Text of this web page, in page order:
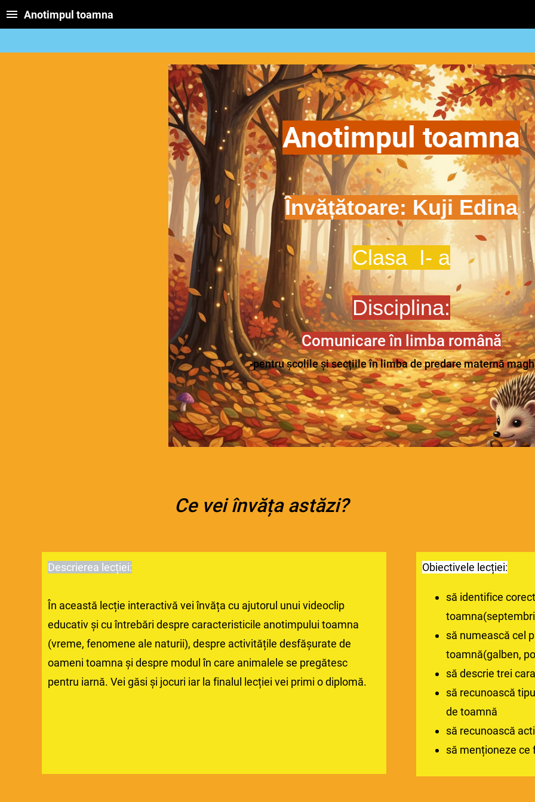
Anotimpul toamna
Anotimpul toamna
Învățătoare: Kuji Edina
Clasa I- a
Disciplina:
Comunicare în limba română
-pentru școlile și secțiile în limba de predare maternă
Ce vei învăța astăzi?
Descrierea lecției:
În această lecție interactivă vei învăța cu ajutorul unui videoclip
educativ și cu întrebări despre caracteristicile anotimpului toamna
(vreme, fenomene ale naturii), despre activitățile desfășurate de
oameni toamna și despre modul în care animalele se pregătesc
pentru iarnă. Vei găsi și jocuri iar la finalul lecției vei primi o diplomă.
Obiectivele lecției:
să identifice
să numească cel
toamnă(galben,
să descrie trei
să recunoască
de toamnă
să recunoască
să menționeze ce